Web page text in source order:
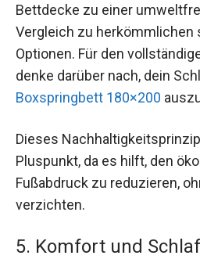
Bettdecke zu einer
Vergleich zu herkömmlichen
Optionen. Für den
denke darüber nach, dein
Boxspringbett 180×200
Dieses
Pluspunkt, da es hilft, den
Fußabdruck zu reduzieren,
verzichten.
5. Komfort und